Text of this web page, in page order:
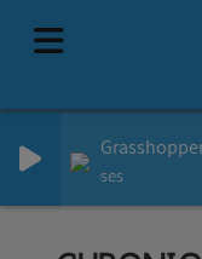
I Man A Grasshopper
Pablo Moses